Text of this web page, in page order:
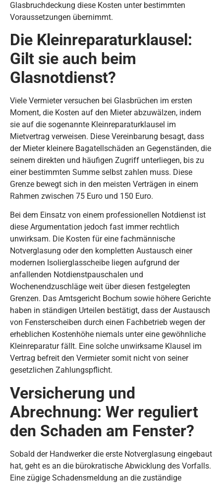
Glasbruchdeckung diese Kosten unter bestimmten
Voraussetzungen übernimmt.
Die Kleinreparaturklausel:
Gilt sie auch beim
Glasnotdienst?
Viele Vermieter versuchen bei Glasbrüchen im ersten
Moment, die Kosten auf den Mieter abzuwälzen, indem
sie auf die sogenannte Kleinreparaturklausel im
Mietvertrag verweisen. Diese Vereinbarung besagt, dass
der Mieter kleinere Bagatellschäden an Gegenständen, die
seinem direkten und häufigen Zugriff unterliegen, bis zu
einer bestimmten Summe selbst zahlen muss. Diese
Grenze bewegt sich in den meisten Verträgen in einem
Rahmen zwischen 75 Euro und 150 Euro.
Bei dem Einsatz von einem professionellen Notdienst ist
diese Argumentation jedoch fast immer rechtlich
unwirksam. Die Kosten für eine fachmännische
Notverglasung oder den kompletten Austausch einer
modernen Isolierglasscheibe liegen aufgrund der
anfallenden Notdienstpauschalen und
Wochenendzuschläge weit über diesen festgelegten
Grenzen. Das Amtsgericht Bochum sowie höhere Gerichte
haben in ständigen Urteilen bestätigt, dass der Austausch
von Fensterscheiben durch einen Fachbetrieb wegen der
erheblichen Kostenhöhe niemals unter eine gewöhnliche
Kleinreparatur fällt. Eine solche unwirksame Klausel im
Vertrag befreit den Vermieter somit nicht von seiner
gesetzlichen Zahlungspflicht.
Versicherung und
Abrechnung: Wer reguliert
den Schaden am Fenster?
Sobald der Handwerker die erste Notverglasung eingebaut
hat, geht es an die bürokratische Abwicklung des Vorfalls.
Eine zügige Schadensmeldung an die zuständige